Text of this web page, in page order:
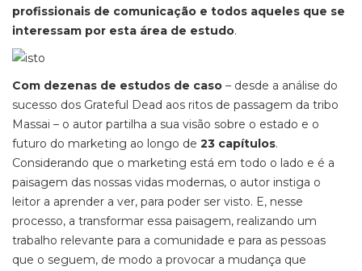
profissionais de comunicação e todos aqueles que se
interessam por esta área de estudo.
Com dezenas de estudos de caso – desde a análise do
sucesso dos Grateful Dead aos ritos de passagem da tribo
Massai – o autor partilha a sua visão sobre o estado e o
futuro do marketing ao longo de 23 capítulos.
Considerando que o marketing está em todo o lado e é a
paisagem das nossas vidas modernas, o autor instiga o
leitor a aprender a ver, para poder ser visto. E, nesse
processo, a transformar essa paisagem, realizando um
trabalho relevante para a comunidade e para as pessoas
que o seguem, de modo a provocar a mudança que